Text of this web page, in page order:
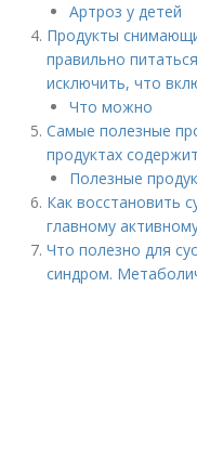
Артроз у детей
Продукты
правильно
исключить, что
Что можно
Самые полезные
продуктах
Полезные
Как восстановить
главному
Что полезно для
синдром.